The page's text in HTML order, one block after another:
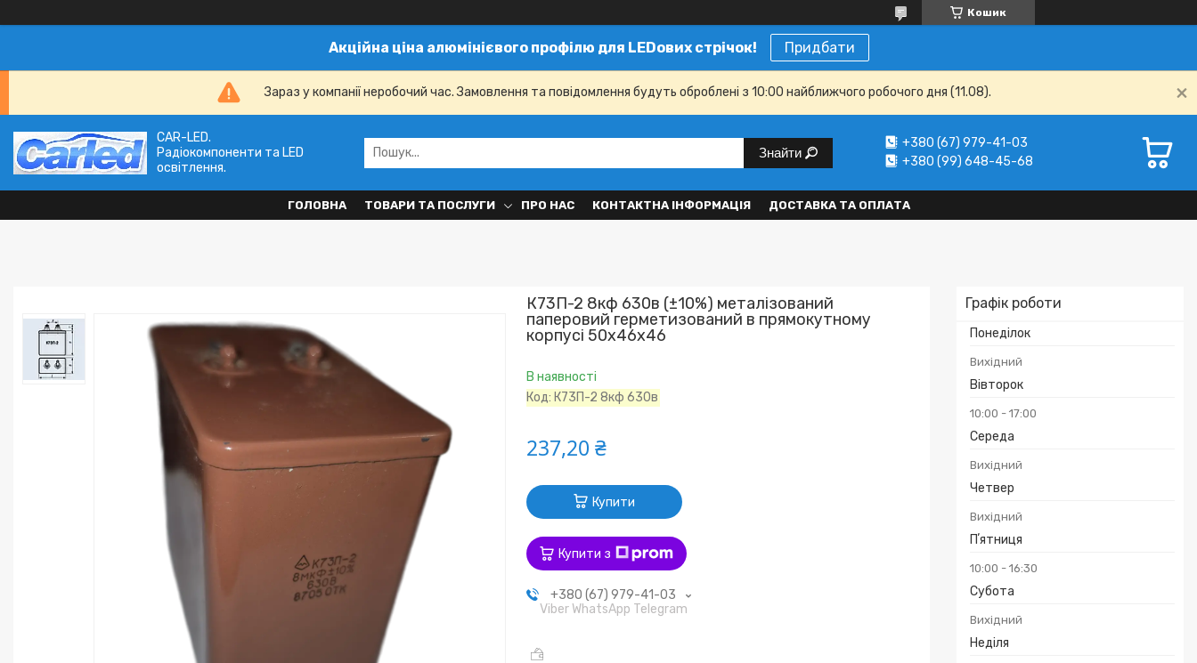
Кошик
Акційна ціна алюмінієвого профілю для LEDових стрічок! Придбати
Зараз у компанії неробочий час. Замовлення та повідомлення будуть оброблені з 10:00 найближчого робочого дня (11.08).
CAR-LED.
Радіокомпоненти та LED
освітлення.
Знайти
+380 (67) 979-41-03
+380 (99) 648-45-68
ГОЛОВНА ТОВАРИ ТА ПОСЛУГИ ПРО НАС КОНТАКТНА ІНФОРМАЦІЯ ДОСТАВКА ТА ОПЛАТА
Графік роботи
Понеділок
Вихідний
Вівторок
10:00 17:00
Середа
Вихідний
Четвер
Вихідний
Пʼятниця
10:00 16:30
Субота
Вихідний
Неділя
К73П-2 8кф 630в (±10%) металізований
паперовий герметизований в прямокутному
корпусі 50x46x46
В наявності
Код: К73П-2 8кф 630в
237,20 ₴
Купити
Купити з
+380 (67) 979-41-03
Viber WhatsApp Telegram